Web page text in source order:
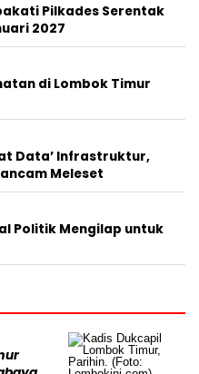
Pilkades Serentak
2027
di Lombok Timur
Data’ Infrastruktur,
Meleset
Politik Mengilap untuk